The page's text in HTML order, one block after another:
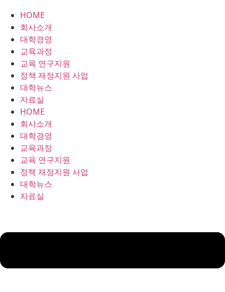
HOME
회사소개
대학경영
교육과정
교육 연구지원
정책 재정지원 사업
대학뉴스
자료실
HOME
회사소개
대학경영
교육과정
교육 연구지원
정책 재정지원 사업
대학뉴스
자료실